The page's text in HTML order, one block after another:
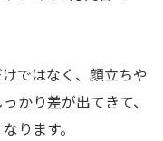
ではなく、顔立ちや
かり差が出てきて、
ります。